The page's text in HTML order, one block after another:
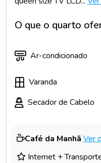
O que o quarto
Ar-condicionado
Varanda
Secador de Cabelo
Café da Manhã Ver
Internet +